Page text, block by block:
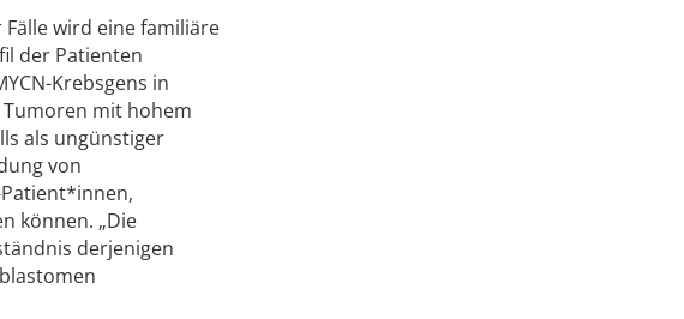
wird eine familiäre
der Patienten
Krebsgens in
mit hohem
als ungünstiger
von
können. „Die
derjenigen